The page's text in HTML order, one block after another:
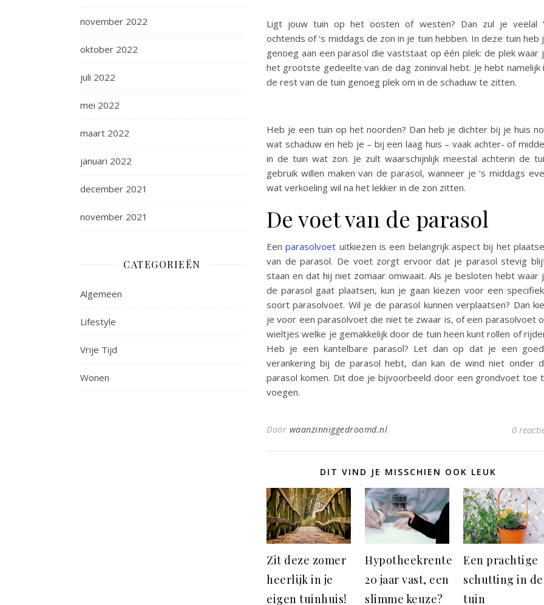
november 2022
oktober 2022
juli 2022
mei 2022
maart 2022
januari 2022
december 2021
november 2021
CATEGORIEËN
Algemeen
Lifestyle
Vrije Tijd
Wonen
Ligt jouw tuin op het oosten of westen? Dan zul je veelal
ochtends of ‘s middags de zon in je tuin hebben. In deze tuin heb
genoeg aan een parasol die vaststaat op één plek: de plek waar
het grootste gedeelte van de dag zoninval hebt. Je hebt namelijk
de rest van de tuin genoeg plek om in de schaduw te zitten.
Heb je een tuin op het noorden? Dan heb je dichter bij je huis
wat schaduw en heb je – bij een laag huis – vaak achter- of
in de tuin wat zon. Je zult waarschijnlijk meestal achterin de
gebruik willen maken van de parasol, wanneer je ‘s middags
wat verkoeling wil na het lekker in de zon zitten.
De voet van de parasol
Eenparasolvoet uitkiezen is een belangrijk aspect bij het
van de parasol. De voet zorgt ervoor dat je parasol stevig
staan en dat hij niet zomaar omwaait. Als je besloten hebt waar
de parasol gaat plaatsen, kun je gaan kiezen voor een
soort parasolvoet. Wil je de parasol kunnen verplaatsen? Dan
je voor een parasolvoet die niet te zwaar is, of een parasolvoet
wieltjes welke je gemakkelijk door de tuin heen kunt rollen of
Heb je een kantelbare parasol? Let dan op dat je een
verankering bij de parasol hebt, dan kan de wind niet onder
parasol komen. Dit doe je bijvoorbeeld door een grondvoet toe
voegen.
Door waanzinniggedroomd.nl 0
DIT VIND JE MISSCHIEN OOK LEUK
Zit deze zomer
heerlijk in je
eigen tuinhuis!
Hypotheekrente
20 jaar vast, een
slimme keuze?
Een prachtige
schutting in de
tuin